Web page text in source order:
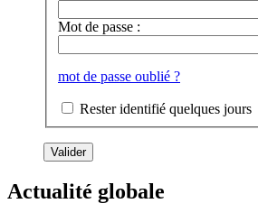
Mot de passe :
mot de passe oublié ?
Rester identifié quelques jours
Actualité globale